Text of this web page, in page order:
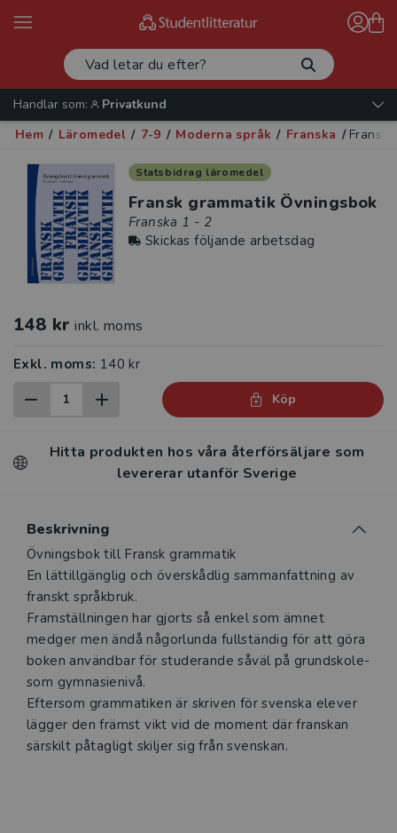
Handlar som:
Privatkund
Hem / Läromedel / 7-9 / Moderna språk / Franska / Fransk
Statsbidrag läromedel
Fransk grammatik Övningsbok
Franska 1 - 2
Skickas följande arbetsdag
148 kr inkl. moms
Exkl. moms: 140 kr
Köp
Hitta produkten hos våra återförsäljare som
levererar utanför Sverige
Beskrivning
Övningsbok till Fransk grammatik
En lättillgänglig och överskådlig sammanfattning av
franskt språkbruk.
Framställningen har gjorts så enkel som ämnet
medger men ändå någorlunda fullständig för att göra
boken användbar för studerande såväl på grundskole-
som gymnasienivå.
Eftersom grammatiken är skriven för svenska elever
lägger den främst vikt vid de moment där franskan